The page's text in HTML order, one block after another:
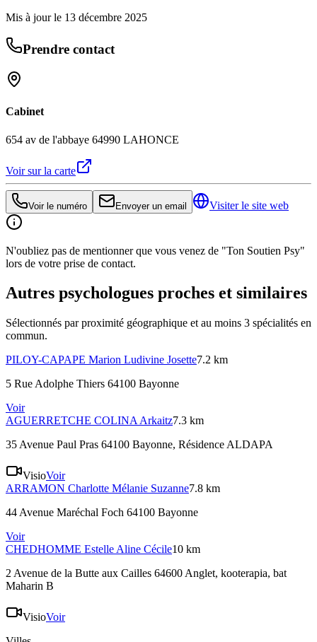
Mis à jour le 13 décembre 2025
Prendre contact
Cabinet
654 av de l'abbaye 64990 LAHONCE
Voir sur la carte
Voir le numéro Envoyer un email Visiter le site web
N'oubliez pas de mentionner que vous venez de "Ton Soutien Psy"
lors de votre prise de contact.
Autres psychologues proches et similaires
Sélectionnés par proximité géographique et au moins 3 spécialités en
commun.
PILOY-CAPAPE Marion Ludivine Josette7.2 km
5 Rue Adolphe Thiers 64100 Bayonne
Voir
AGUERRETCHE COLINA Arkaitz7.3 km
35 Avenue Paul Pras 64100 Bayonne, Résidence ALDAPA
VisioVoir
ARRAMON Charlotte Mélanie Suzanne7.8 km
44 Avenue Maréchal Foch 64100 Bayonne
Voir
CHEDHOMME Estelle Aline Cécile10 km
2 Avenue de la Butte aux Cailles 64600 Anglet, kooterapia, bat
Maharin B
VisioVoir